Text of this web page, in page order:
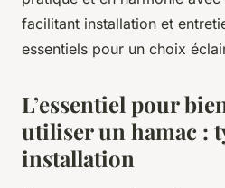
facilitant installation et
essentiels pour un choix
L’essentiel pour
utiliser un hamac :
installation